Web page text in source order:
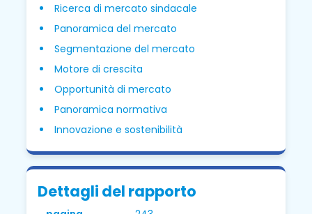
Ricerca di mercato sindacale
Panoramica del mercato
Segmentazione del mercato
Motore di crescita
Opportunità di mercato
Panoramica normativa
Innovazione e sostenibilità
Dettagli del rapporto